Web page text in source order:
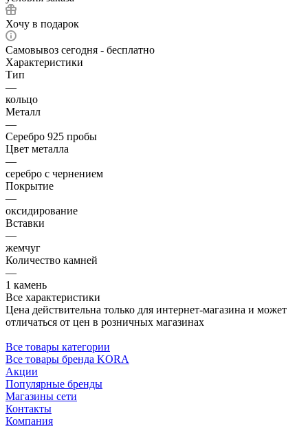
Хочу в подарок
Самовывоз сегодня - бесплатно
Характеристики
Тип
—
кольцо
Металл
—
Серебро 925 пробы
Цвет металла
—
серебро с чернением
Покрытие
—
оксидирование
Вставки
—
жемчуг
Количество камней
—
1 камень
Все характеристики
Цена действительна только для интернет-магазина и может
отличаться от цен в розничных магазинах
Все товары категории
Все товары бренда KORA
Акции
Популярные бренды
Магазины сети
Контакты
Компания